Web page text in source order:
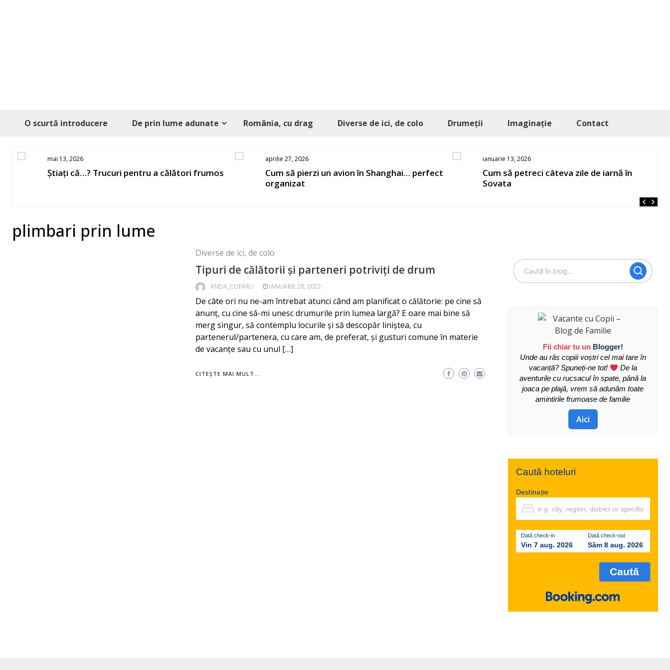
O scurtă introducere De prin lume adunate România, cu drag Diverse de ici, de colo Drumeții Imaginație Contact
mai 13, 2026
Știați că…? Trucuri pentru a călători frumos
aprilie 27, 2026
Cum să pierzi un avion în Shanghai… perfect
organizat
ianuarie 13, 2026
Cum să petreci câteva zile de iarnă în
Sovata
plimbari prin lume
Diverse de ici, de colo
Tipuri de călătorii și parteneri potriviți de drum
ANDA_COFARU IANUARIE 28, 2022
De câte ori nu ne-am întrebat atunci când am planificat o călătorie: pe cine să
anunț, cu cine să-mi unesc drumurile prin lumea largă? E oare mai bine să
merg singur, să contemplu locurile și să descopăr liniștea, cu
partenerul/partenera, cu care am, de preferat, și gusturi comune în materie
de vacanțe sau cu unul […]
CITEȘTE MAI MULT...
Fii chiar tu un Blogger!
Unde au râs copiii voștri cel mai tare în
vacanță? Spuneți-ne tot!
De la
aventurile cu rucsacul în spate, până la
joaca pe plajă, vrem să adunăm toate
amintirile frumoase de familie
Aici
Caută hoteluri
Destinație
Dată check-in
Vin 7 aug. 2026
Dată check-out
Sâm 8 aug. 2026